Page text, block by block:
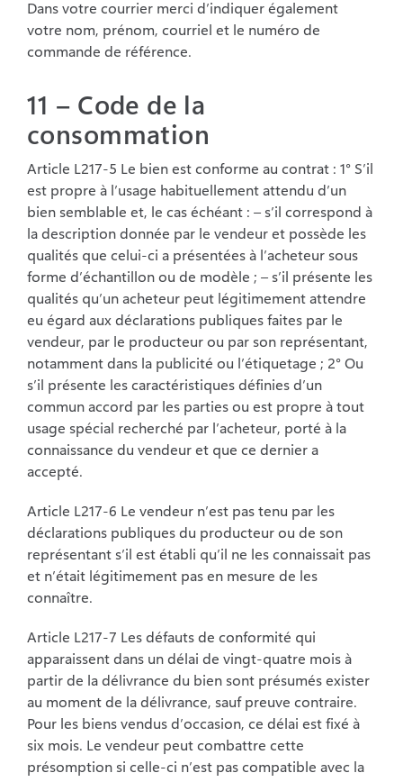
Dans votre courrier merci d’indiquer également
votre nom, prénom, courriel et le numéro de
commande de référence.
11 – Code de la
consommation
Article L217-5 Le bien est conforme au contrat : 1° S’il
est propre à l’usage habituellementattendu d’un
bien semblable et, le cas échéant : – s’il correspond à
la description donnée par le vendeur et possède les
qualités que celui-ci a présentées à l’acheteur sous
forme d’échantillon ou de modèle ; – s’il présente les
qualités qu’un acheteur peut légitimementattendre
eu égard aux déclarations publiques faites par le
vendeur, par le producteur ou par son représentant,
notamment dans la publicité ou l’étiquetage ; 2° Ou
s’il présente lescaractéristiques définies d’un
commun accord par les parties ou est propre à tout
usage spécial recherché par l’acheteur, porté à la
connaissance du vendeur et que ce dernier a
accepté.
Article L217-6 Le vendeur n’est pas tenu par les
déclarations publiques du producteur ou de son
représentant s’il est établi qu’il ne les connaissait pas
et n’était légitimement pas en mesure de les
connaître.
Article L217-7 Les défauts de conformité qui
apparaissent dans un délai de vingt-quatre mois à
partir de la délivrance du bien sont présumés exister
au moment de la délivrance, sauf preuve contraire.
Pour les biens vendus d’occasion, ce délai est fixé à
six mois. Le vendeur peut combattre cette
présomption si celle-ci n’est pas compatible avec la